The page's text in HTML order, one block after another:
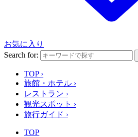
お気に入り
Search for:
TOP ›
旅館・ホテル ›
レストラン ›
観光スポット ›
旅行ガイド ›
TOP